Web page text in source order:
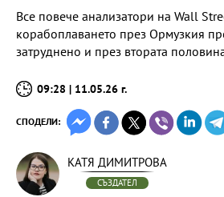
Все повече анализатори на Wall
корабоплаването през Ормузкия
затруднено и през втората
09:28 | 11.05.26 г.
СПОДЕЛИ:
КАТЯ ДИМИТРОВА
СЪЗДАТЕЛ